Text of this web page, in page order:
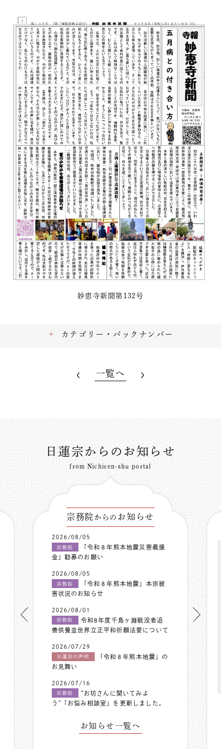
妙恵寺新聞第132号
カテゴリー・バックナンバー
一覧へ
日蓮宗からのお知らせ
from Nichiren-shu portal
宗務院 からの お知らせ
2026/08/05
宗務院
「令和８年熊本地震災害義援
金」勧募のお願い
2026/08/05
宗務院
「令和８年熊本地震」本宗被
害状況のお知らせ
2026/08/01
宗務院
令和8年度千鳥ヶ淵戦没者追
善供養並世界立正平和祈願法要について
2026/07/29
日蓮宗の声明
「令和８年熊本地震」の
お見舞い
2026/07/16
宗務院
”お坊さんに聞いてみよ
う”「お悩み相談室」を更新しました。
お知らせ一覧へ